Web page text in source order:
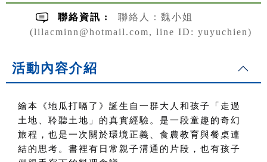
聯絡資訊 :
聯絡人：魏小姐
(lilacminn@hotmail.com, line ID: yuyuchien)
活動內容介紹
繪本《地瓜打嗝了》誕生自一群大人和孩子「走過
土地、聆聽土地」的真實經驗。是一段童趣的奇幻
旅程，也是一次關於環境正義、食農教育與餐桌連
結的思考。書裡有日常親子溝通的片段，也有孩子